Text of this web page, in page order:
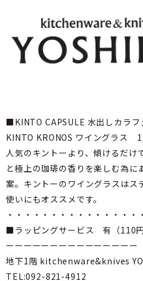
■KINTO CAPSULE 水出しカラ
KINTO KRONOS ワイングラス
人気のキントーより、傾けるだけ
と極上の珈琲の香りを楽しむ為に
案。キントーのワイングラスはス
使いにもオススメです。
・・・・・・・・・・・・・・・・
■ラッピングサービス 有（110円
ーーーーーーーーーーーーーーー
地下1階 kitchenware&knives
TEL:092-821-4912